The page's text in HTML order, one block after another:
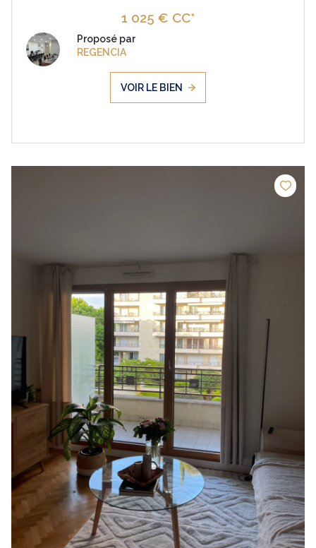
1 025 € CC*
Proposé par
REGENCIA
VOIR LE BIEN